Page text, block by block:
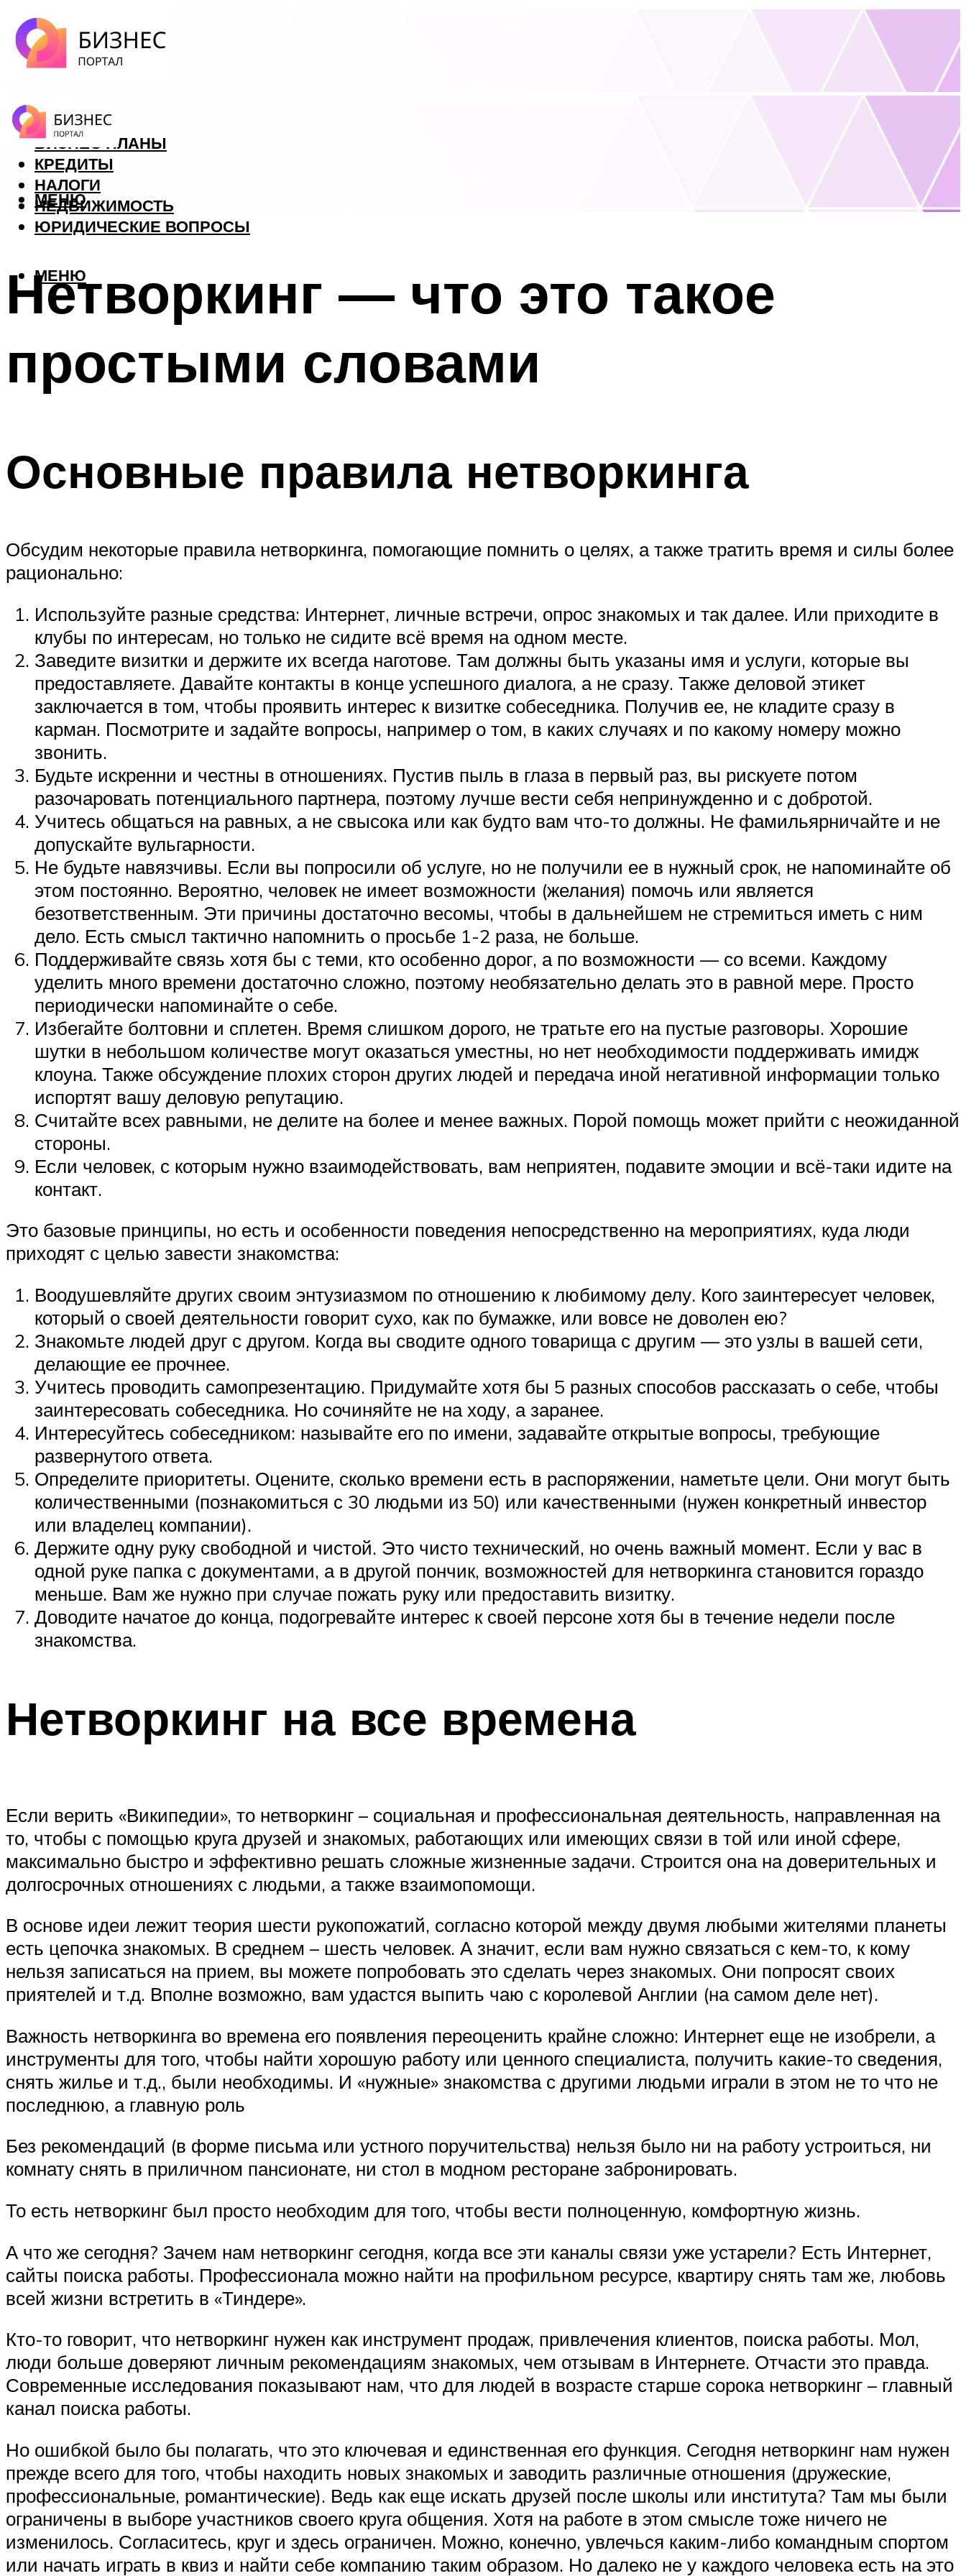
ФОРЕКС
БИЗНЕС ПЛАНЫ
КРЕДИТЫ
НАЛОГИ
НЕДВИЖИМОСТЬ
ЮРИДИЧЕСКИЕ ВОПРОСЫ
МЕНЮ
МЕНЮ
Нетворкинг — что это такое
простыми словами
Основные правила нетворкинга
Обсудим некоторые правила нетворкинга, помогающие помнить о целях, а также тратить время и силы более
рационально:
Используйте разные средства: Интернет, личные встречи, опрос знакомых и так далее. Или приходите в
клубы по интересам, но только не сидите всё время на одном месте.
Заведите визитки и держите их всегда наготове. Там должны быть указаны имя и услуги, которые вы
предоставляете. Давайте контакты в конце успешного диалога, а не сразу. Также деловой этикет
заключается в том, чтобы проявить интерес к визитке собеседника. Получив ее, не кладите сразу в
карман. Посмотрите и задайте вопросы, например о том, в каких случаях и по какому номеру можно
звонить.
Будьте искренни и честны в отношениях. Пустив пыль в глаза в первый раз, вы рискуете потом
разочаровать потенциального партнера, поэтому лучше вести себя непринужденно и с добротой.
Учитесь общаться на равных, а не свысока или как будто вам что-то должны. Не фамильярничайте и не
допускайте вульгарности.
Не будьте навязчивы. Если вы попросили об услуге, но не получили ее в нужный срок, не напоминайте об
этом постоянно. Вероятно, человек не имеет возможности (желания) помочь или является
безответственным. Эти причины достаточно весомы, чтобы в дальнейшем не стремиться иметь с ним
дело. Есть смысл тактично напомнить о просьбе 1-2 раза, не больше.
Поддерживайте связь хотя бы с теми, кто особенно дорог, а по возможности — со всеми. Каждому
уделить много времени достаточно сложно, поэтому необязательно делать это в равной мере. Просто
периодически напоминайте о себе.
Избегайте болтовни и сплетен. Время слишком дорого, не тратьте его на пустые разговоры. Хорошие
шутки в небольшом количестве могут оказаться уместны, но нет необходимости поддерживать имидж
клоуна. Также обсуждение плохих сторон других людей и передача иной негативной информации только
испортят вашу деловую репутацию.
Считайте всех равными, не делите на более и менее важных. Порой помощь может прийти с неожиданной
стороны.
Если человек, с которым нужно взаимодействовать, вам неприятен, подавите эмоции и всё-таки идите на
контакт.
Это базовые принципы, но есть и особенности поведения непосредственно на мероприятиях, куда люди
приходят с целью завести знакомства:
Воодушевляйте других своим энтузиазмом по отношению к любимому делу. Кого заинтересует человек,
который о своей деятельности говорит сухо, как по бумажке, или вовсе не доволен ею?
Знакомьте людей друг с другом. Когда вы сводите одного товарища с другим — это узлы в вашей сети,
делающие ее прочнее.
Учитесь проводить самопрезентацию. Придумайте хотя бы 5 разных способов рассказать о себе, чтобы
заинтересовать собеседника. Но сочиняйте не на ходу, а заранее.
Интересуйтесь собеседником: называйте его по имени, задавайте открытые вопросы, требующие
развернутого ответа.
Определите приоритеты. Оцените, сколько времени есть в распоряжении, наметьте цели. Они могут быть
количественными (познакомиться с 30 людьми из 50) или качественными (нужен конкретный инвестор
или владелец компании).
Держите одну руку свободной и чистой. Это чисто технический, но очень важный момент. Если у вас в
одной руке папка с документами, а в другой пончик, возможностей для нетворкинга становится гораздо
меньше. Вам же нужно при случае пожать руку или предоставить визитку.
Доводите начатое до конца, подогревайте интерес к своей персоне хотя бы в течение недели после
знакомства.
Нетворкинг на все времена
Если верить «Википедии», то нетворкинг – социальная и профессиональная деятельность, направленная на
то, чтобы с помощью круга друзей и знакомых, работающих или имеющих связи в той или иной сфере,
максимально быстро и эффективно решать сложные жизненные задачи. Строится она на доверительных и
долгосрочных отношениях с людьми, а также взаимопомощи.
В основе идеи лежит теория шести рукопожатий, согласно которой между двумя любыми жителями планеты
есть цепочка знакомых. В среднем – шесть человек. А значит, если вам нужно связаться с кем-то, к кому
нельзя записаться на прием, вы можете попробовать это сделать через знакомых. Они попросят своих
приятелей и т.д. Вполне возможно, вам удастся выпить чаю с королевой Англии (на самом деле нет).
Важность нетворкинга во времена его появления переоценить крайне сложно: Интернет еще не изобрели, а
инструменты для того, чтобы найти хорошую работу или ценного специалиста, получить какие-то сведения,
снять жилье и т.д., были необходимы. И «нужные» знакомства с другими людьми играли в этом не то что не
последнюю, а главную роль
Без рекомендаций (в форме письма или устного поручительства) нельзя было ни на работу устроиться, ни
комнату снять в приличном пансионате, ни стол в модном ресторане забронировать.
То есть нетворкинг был просто необходим для того, чтобы вести полноценную, комфортную жизнь.
А что же сегодня? Зачем нам нетворкинг сегодня, когда все эти каналы связи уже устарели? Есть Интернет,
сайты поиска работы. Профессионала можно найти на профильном ресурсе, квартиру снять там же, любовь
всей жизни встретить в «Тиндере».
Кто-то говорит, что нетворкинг нужен как инструмент продаж, привлечения клиентов, поиска работы. Мол,
люди больше доверяют личным рекомендациям знакомых, чем отзывам в Интернете. Отчасти это правда.
Современные исследования показывают нам, что для людей в возрасте старше сорока нетворкинг – главный
канал поиска работы.
Но ошибкой было бы полагать, что это ключевая и единственная его функция. Сегодня нетворкинг нам нужен
прежде всего для того, чтобы находить новых знакомых и заводить различные отношения (дружеские,
профессиональные, романтические). Ведь как еще искать друзей после школы или института? Там мы были
ограничены в выборе участников своего круга общения. Хотя на работе в этом смысле тоже ничего не
изменилось. Согласитесь, круг и здесь ограничен. Можно, конечно, увлечься каким-либо командным спортом
или начать играть в квиз и найти себе компанию таким образом. Но далеко не у каждого человека есть на это